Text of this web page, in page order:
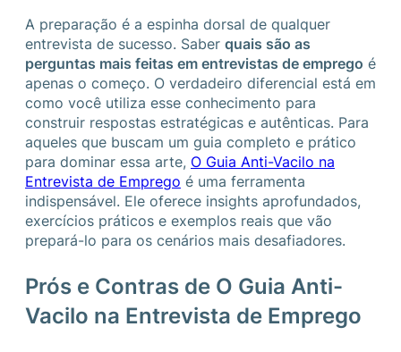
A preparação é a espinha dorsal de qualquer
entrevista de sucesso. Saber quais são as
perguntas mais feitas em entrevistas de emprego é
apenas o começo. O verdadeiro diferencial está em
como você utiliza esse conhecimento para
construir respostas estratégicas e autênticas. Para
aqueles que buscam um guia completo e prático
para dominar essa arte, O Guia Anti-Vacilo na
Entrevista de Emprego é uma ferramenta
indispensável. Ele oferece insights aprofundados,
exercícios práticos e exemplos reais que vão
prepará-lo para os cenários mais desafiadores.
Prós e Contras de O Guia Anti-
Vacilo na Entrevista de Emprego